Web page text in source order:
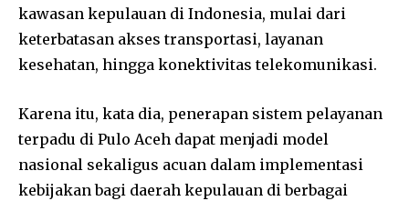
kawasan kepulauan di Indonesia, mulai dari
keterbatasan akses transportasi, layanan
kesehatan, hingga konektivitas telekomunikasi.
Karena itu, kata dia, penerapan sistem pelayanan
terpadu di Pulo Aceh dapat menjadi model
nasional sekaligus acuan dalam implementasi
kebijakan bagi daerah kepulauan di berbagai